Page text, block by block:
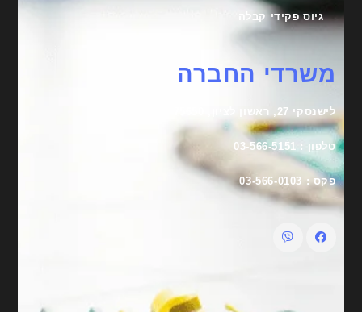
גיוס פקידי קבלה
משרדי החברה
לישנסקי 27, ראשון לציון, 75650
טלפון : 03-566-5151
פקס : 03-566-0103